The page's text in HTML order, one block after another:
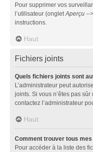
Pour supprimer vos
l’utilisateur (ongletAperçu --
instructions.
Haut
Fichiers joints
Quels fichiers joints sont
L’administrateur peut
joints. Si vous n’êtes pas
contactez l’administrateur
Haut
Comment trouver tous
Pour accéder à la liste des